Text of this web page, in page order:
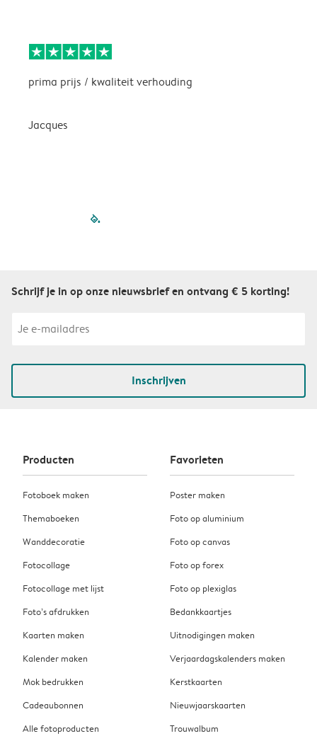
prima prijs / kwaliteit verhouding
Jacques
filled-pagination
Schrijf je in op onze nieuwsbrief en ontvang € 5 korting!
Inschrijven
Producten
Fotoboek maken
Themaboeken
Wanddecoratie
Fotocollage
Fotocollage met lijst
Foto’s afdrukken
Kaarten maken
Kalender maken
Mok bedrukken
Cadeaubonnen
Alle fotoproducten
Favorieten
Poster maken
Foto op aluminium
Foto op canvas
Foto op forex
Foto op plexiglas
Bedankkaartjes
Uitnodigingen maken
Verjaardagskalenders maken
Kerstkaarten
Nieuwjaarskaarten
Trouwalbum